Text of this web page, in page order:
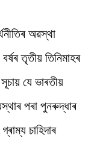
অৱস্থা
তৃতীয় তিনিমাহৰ
যে ভাৰতীয়
পৰা পুনৰুদ্ধাৰ
চাহিদাৰ